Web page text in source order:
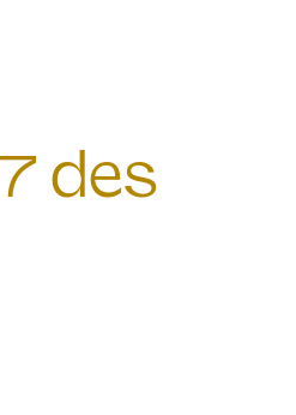
des